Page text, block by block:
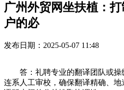
广州外贸网坐扶植：
户的必
发布日期：2025-05-07 11:48
答：礼聘专业的翻译团队或操
连系人工审校，确保翻译精确、